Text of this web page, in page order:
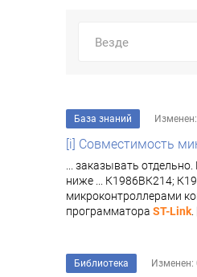
Везде
База знаний
[i] Совместимость
... заказывать
ниже ... К1986ВК214;
микроконтроллерами
программатора ST-Link
Библиотека Изменен: